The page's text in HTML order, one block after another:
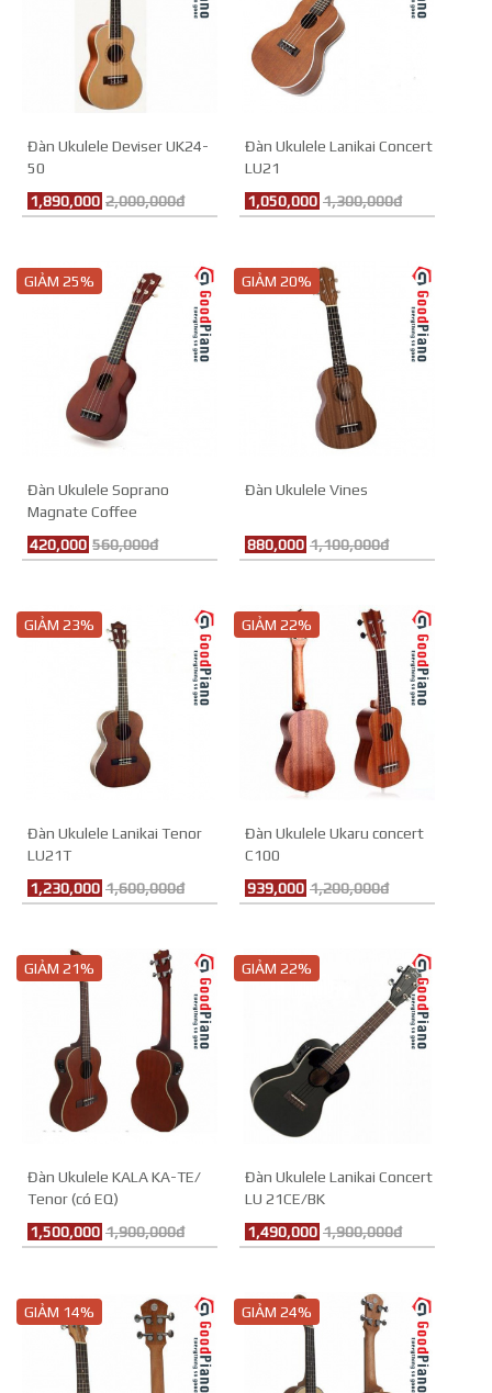
Đàn Ukulele Deviser UK24-
50
1,890,000 2,000,000đ
Đàn Ukulele Lanikai Concert
LU21
1,050,000 1,300,000đ
GIẢM 25%
Đàn Ukulele Soprano
Magnate Coffee
420,000 560,000đ
GIẢM 20%
Đàn Ukulele Vines
880,000 1,100,000đ
GIẢM 23%
Đàn Ukulele Lanikai Tenor
LU21T
1,230,000 1,600,000đ
GIẢM 22%
Đàn Ukulele Ukaru concert
C100
939,000 1,200,000đ
GIẢM 21%
Đàn Ukulele KALA KA-TE/
Tenor (có EQ)
1,500,000 1,900,000đ
GIẢM 22%
Đàn Ukulele Lanikai Concert
LU 21CE/BK
1,490,000 1,900,000đ
GIẢM 14% GIẢM 24%